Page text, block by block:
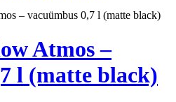
Atmos –
l (matte black)